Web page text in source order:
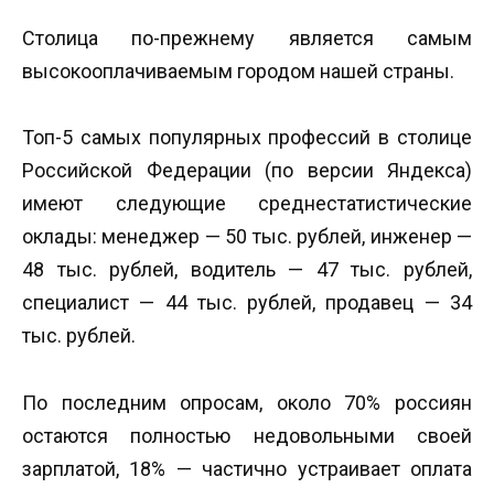
Столица по-прежнему является самым
высокооплачиваемым городом нашей страны.
Топ-5 самых популярных профессий в столице
Российской Федерации (по версии Яндекса)
имеют следующие среднестатистические
оклады: менеджер — 50 тыс. рублей, инженер —
48 тыс. рублей, водитель — 47 тыс. рублей,
специалист — 44 тыс. рублей, продавец — 34
тыс. рублей.
По последним опросам, около 70% россиян
остаются полностью недовольными своей
зарплатой, 18% — частично устраивает оплата